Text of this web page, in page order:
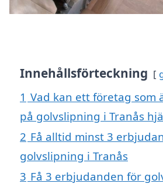
Innehållsförteckning
1 Vad kan ett företag som
på golvslipning i Tranås
2 Få alltid minst 3
golvslipning i Tranås
3 Få 3 erbjudanden för